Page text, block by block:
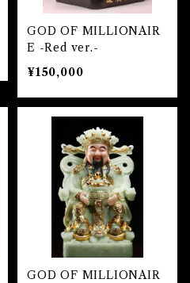
GOD OF MILLIONAIR
E -Red ver.-
¥150,000
GOD OF MILLIONAIR